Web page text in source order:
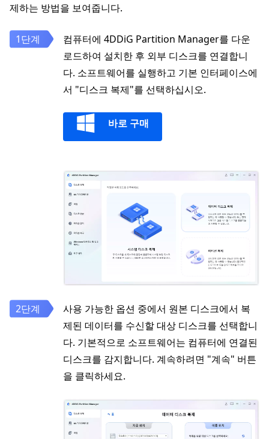
제하는 방법을 보여줍니다.
컴퓨터에 4DDiG Partition Manager를 다운
로드하여 설치한 후 외부 디스크를 연결합니
다. 소프트웨어를 실행하고 기본 인터페이스에
서 "디스크 복제"를 선택하십시오.
바로 구매
사용 가능한 옵션 중에서 원본 디스크에서 복
제된 데이터를 수신할 대상 디스크를 선택합니
다. 기본적으로 소프트웨어는 컴퓨터에 연결된
디스크를 감지합니다. 계속하려면 "계속" 버튼
을 클릭하세요.